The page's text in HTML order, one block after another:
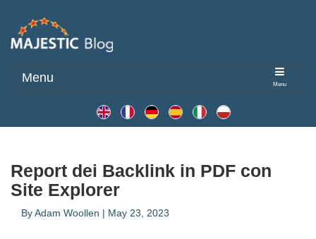
Menu
Menu
Report dei Backlink in PDF con
Site Explorer
ByAdam Woollen | May 23, 2023